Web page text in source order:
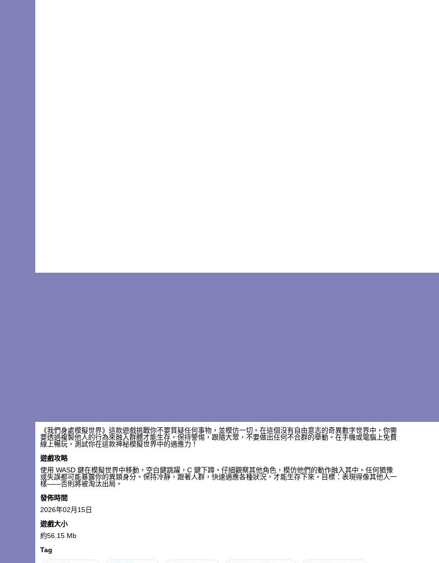
《我們身處模擬世界》這款遊戲挑戰你不要質疑任何事物，並模仿一切。在這個沒有自由意志的奇異數字世界中，你需
要透過複製他人的行為來融入群體才能生存。保持警惕，跟隨大眾，不要做出任何不合群的舉動。在手機或電腦上免費
線上暢玩，測試你在這款​​神秘模擬世界中的適應力！
遊戲攻略
使用 WASD 鍵在模擬世界中移動，空白鍵跳躍，C 鍵下蹲。仔細觀察其他角色，模仿他們的動作融入其中。任何猶豫
或失誤都可能暴露你的異類身分。保持冷靜，跟著人群，快速適應各種狀況，才能生存下來。目標：表現得像其他人一
樣——否則將被淘汰出局。
發佈時間
2026年02月15日
遊戲大小
約56.15 Mb
Tag